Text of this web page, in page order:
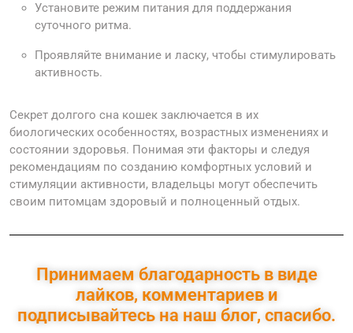
Установите режим питания для поддержания
суточного ритма.
Проявляйте внимание и ласку, чтобы стимулировать
активность.
Секрет долгого сна кошек заключается в их
биологических особенностях, возрастных изменениях и
состоянии здоровья. Понимая эти факторы и следуя
рекомендациям по созданию комфортных условий и
стимуляции активности, владельцы могут обеспечить
своим питомцам здоровый и полноценный отдых.
Принимаем благодарность в виде
лайков, комментариев и
подписывайтесь на наш блог, спасибо.